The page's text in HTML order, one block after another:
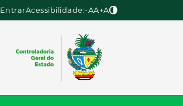
EntrarAcessibilidade:-AA+A